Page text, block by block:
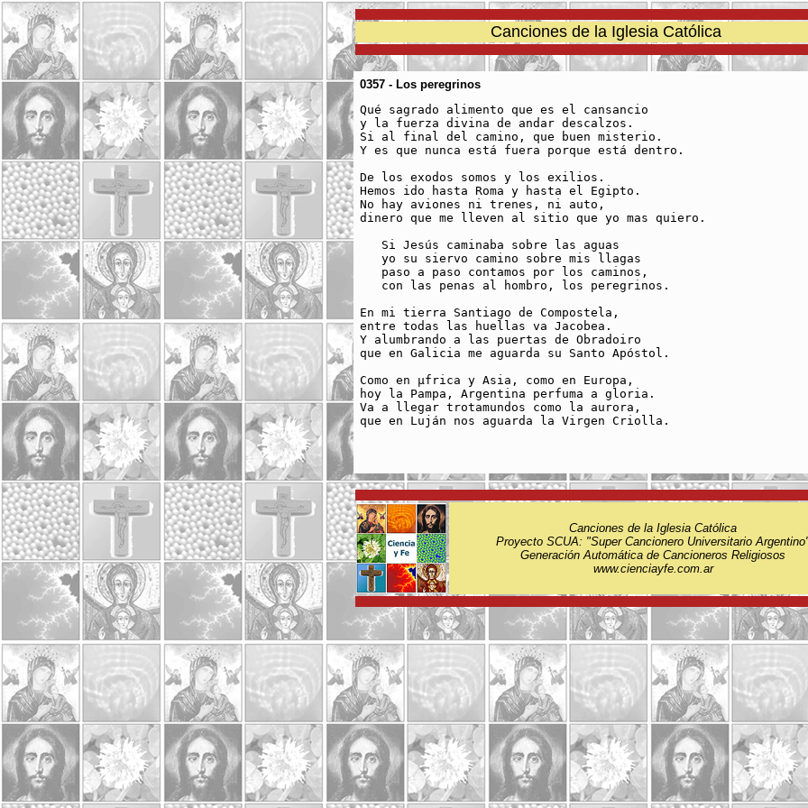
Canciones de la Iglesia Católica
0357 - Los peregrinos
Qué sagrado alimento que es el cansancio
y la fuerza divina de andar descalzos.
Si al final del camino, que buen misterio.
Y es que nunca está fuera porque está dentro.
De los exodos somos y los exilios.
Hemos ido hasta Roma y hasta el Egipto.
No hay aviones ni trenes, ni auto,
dinero que me lleven al sitio que yo mas quiero.
   Si Jesús caminaba sobre las aguas
   yo su siervo camino sobre mis llagas
   paso a paso contamos por los caminos,
   con las penas al hombro, los peregrinos.
En mi tierra Santiago de Compostela,
entre todas las huellas va Jacobea.
Y alumbrando a las puertas de Obradoiro
que en Galicia me aguarda su Santo Apóstol.
Como en µfrica y Asia, como en Europa,
hoy la Pampa, Argentina perfuma a gloria.
Va a llegar trotamundos como la aurora,
que en Luján nos aguarda la Virgen Criolla.
Canciones de la Iglesia Católica
Proyecto SCUA: "Super Cancionero Universitario
Generación Automática de Cancioneros Religiosos
www.cienciayfe.com.ar